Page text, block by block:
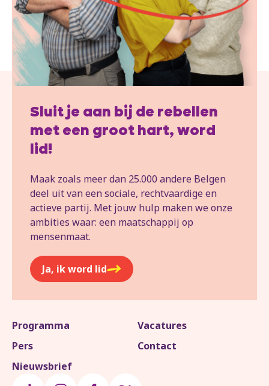
Sluit je aan bij de rebellen
met een groot hart, word
lid!
Maak zoals meer dan 25.000 andere Belgen
deel uit van een sociale, rechtvaardige en
actieve partij. Met jouw hulp maken we onze
ambities waar: een maatschappij op
mensenmaat.
Ja, ik word lid
Programma
Vacatures
Pers
Contact
Nieuwsbrief